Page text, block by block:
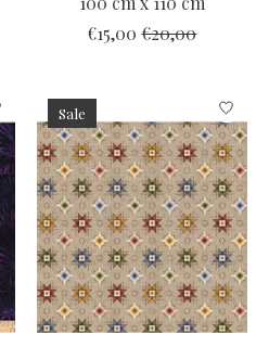
€15,00 €20,00
Sale